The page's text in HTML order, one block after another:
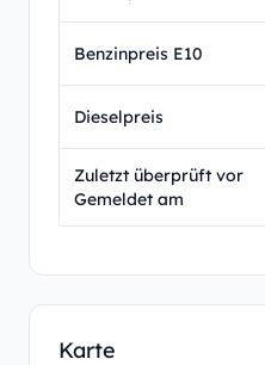
Benzinpreis E10
Dieselpreis
Zuletzt überprüft vor
Gemeldet am
Karte